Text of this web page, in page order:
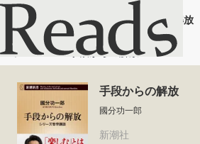
手段からの解放
ホーム 手段からの解放
手段からの解放
國分功一郎
新潮社